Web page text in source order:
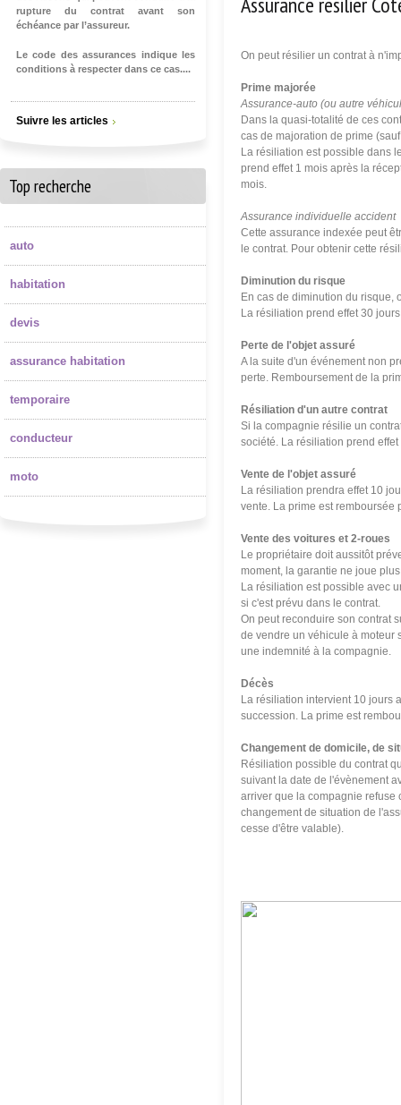
On peut résilier un contrat à
Prime majorée
Assurance-auto (ou autre
Dans la quasi-totalité de ces
cas de majoration de prime
La résiliation est possible dans
prend effet 1 mois après la
mois.
Assurance individuelle accident
Cette assurance indexée peut
le contrat. Pour obtenir cette
Diminution du risque
En cas de diminution du risque,
La résiliation prend effet 30
Perte de l'objet assuré
A la suite d'un événement non
perte. Remboursement de la
Résiliation d'un autre contrat
Si la compagnie résilie un
société . La résiliation prend
Vente de l'objet assuré
La résiliation prendra effet 10
vente. La prime est remboursée
Vente des voitures et 2-roues
Le propriétaire doit aussitôt
moment, la garantie ne joue
La résiliation est possible avec
si c'est prévu dans le contrat.
On peut reconduire son contrat
de vendre un véhicule à moteur
une indemnité à la compagnie.
Décès
La résiliation intervient 10 jours
succession. La prime est
Changement de domicile, de
Résiliation possible du contrat
suivant la date de l'évènement
arriver que la compagnie refuse
changement de situation de
cesse d'être valable).
rupture du contrat avant son
échéance par l’assureur.
Le code des assurances indique les
conditions à respecter dans ce cas....
Suivre les articles
Top recherche
auto
habitation
devis
assurance habitation
temporaire
conducteur
moto